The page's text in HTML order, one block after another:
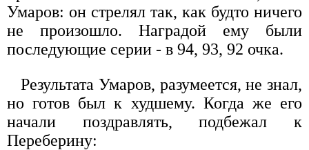
Умаров: он стрелял так, как будто ничего
не произошло. Наградой ему были
последующие серии - в 94, 93, 92 очка.
Результата Умаров, разумеется, не знал,
но готов был к худшему. Когда же его
начали поздравлять, подбежал к
Переберину: